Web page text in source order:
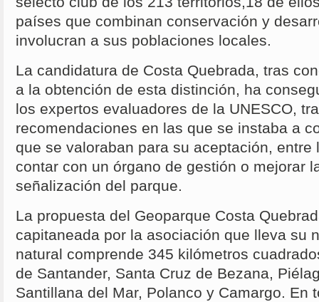
países que combinan conservación y
involucran a sus poblaciones locales.
La candidatura de Costa Quebrada, tras
a la obtención de esta distinción, ha
los expertos evaluadores de la UNESCO,
recomendaciones en las que se instaba a
que se valoraban para su aceptación, entre
contar con un órgano de gestión o mejorar
señalización del parque.
La propuesta del Geoparque Costa
capitaneada por la asociación que lleva su
natural comprende 345 kilómetros
de Santander, Santa Cruz de Bezana,
Santillana del Mar, Polanco y Camargo. En